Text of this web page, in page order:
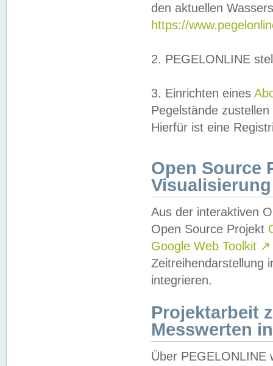
den aktuellen
https://
2. PEGELONLINE
3. Einrichten eines
Pegelstände
Hierfür ist eine
Open Source
Visualisierung
Aus der interaktiven
Open Source Projekt
Google Web Toolkit ↗
Zeitreihendarstellung
integrieren.
Projektarbeit
Messwerten
Über PEGELONLINE